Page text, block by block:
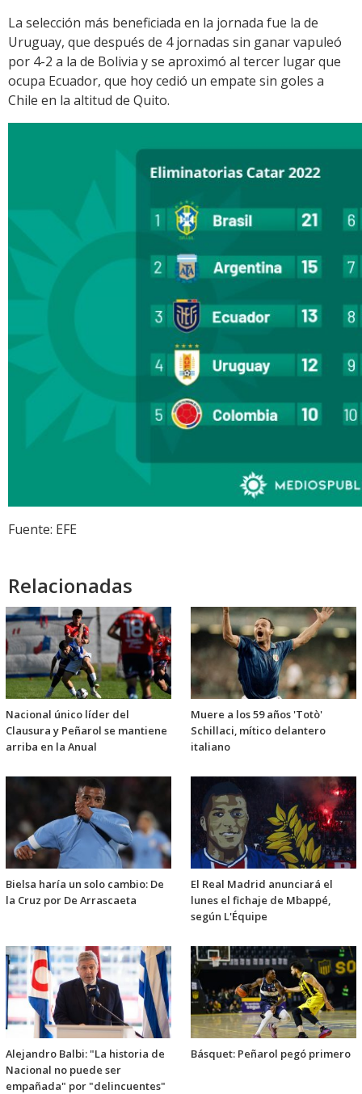
La selección más beneficiada en la jornada fue la de
Uruguay, que después de 4 jornadas sin ganar vapuleó
por 4-2 a la de Bolivia y se aproximó al tercer lugar que
ocupa Ecuador, que hoy cedió un empate sin goles a
Chile en la altitud de Quito.
Fuente: EFE
Relacionadas
Nacional único líder del
Clausura y Peñarol se mantiene
arriba en la Anual
Muere a los 59 años 'Totò'
Schillaci, mítico delantero
italiano
Bielsa haría un solo cambio: De
la Cruz por De Arrascaeta
El Real Madrid anunciará el
lunes el fichaje de Mbappé,
según L'Équipe
Alejandro Balbi: "La historia de
Nacional no puede ser
empañada" por "delincuentes"
Básquet: Peñarol pegó primero